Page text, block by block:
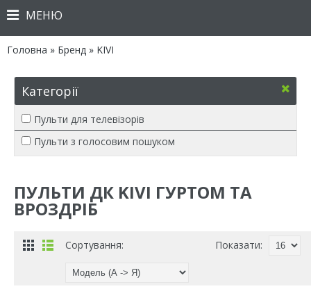
МЕНЮ
Головна » Бренд » KIVI
Категорії
Пульти для телевізорів
Пульти з голосовим пошуком
ПУЛЬТИ ДК KIVI ГУРТОМ ТА
ВРОЗДРІБ
Показати:
Сортування: